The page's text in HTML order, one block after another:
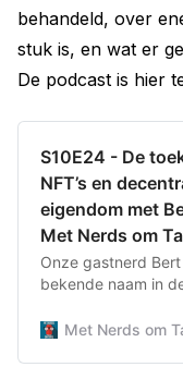
behandeld, over
stuk is, en wat er
De podcast is hier
S10E24 - De
NFT’s en
eigendom met
Met Nerds om
Onze gastnerd
bekende naam in
‘ons geld is stuk’,
Met Nerds om